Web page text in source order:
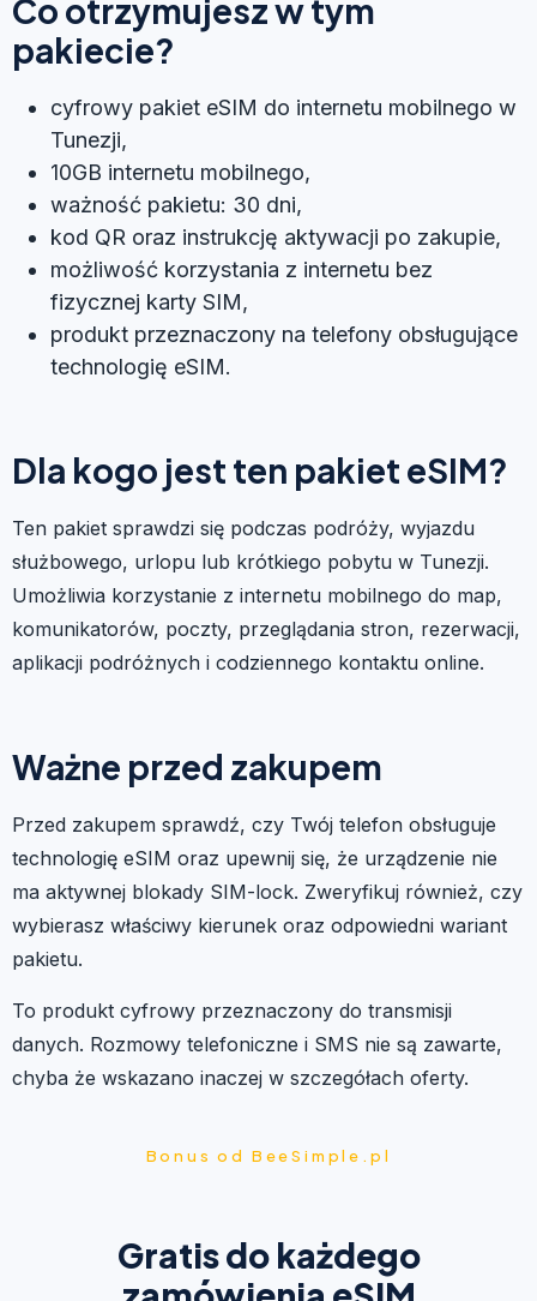
Co otrzymujesz w tym
pakiecie?
cyfrowy pakiet eSIM do internetu mobilnego w
Tunezji,
10GB internetu mobilnego,
ważność pakietu: 30 dni,
kod QR oraz instrukcję aktywacji po zakupie,
możliwość korzystania z internetu bez
fizycznej karty SIM,
produkt przeznaczony na telefony obsługujące
technologię eSIM.
Dla kogo jest ten pakiet eSIM?
Ten pakiet sprawdzi się podczas podróży, wyjazdu
służbowego, urlopu lub krótkiego pobytu w Tunezji.
Umożliwia korzystanie z internetu mobilnego do map,
komunikatorów, poczty, przeglądania stron, rezerwacji,
aplikacji podróżnych i codziennego kontaktu online.
Ważne przed zakupem
Przed zakupem sprawdź, czy Twój telefon obsługuje
technologię eSIM oraz upewnij się, że urządzenie nie
ma aktywnej blokady SIM-lock. Zweryfikuj również, czy
wybierasz właściwy kierunek oraz odpowiedni wariant
pakietu.
To produkt cyfrowy przeznaczony do transmisji
danych. Rozmowy telefoniczne i SMS nie są zawarte,
chyba że wskazano inaczej w szczegółach oferty.
Bonus od BeeSimple.pl
Gratis do każdego